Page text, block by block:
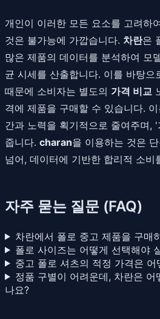
개인이 이러한 모든 요소를 고려하
것은 불가능에 가깝습니다. 차란은
많은 제품의 데이터를 분석하여 모
균 시세를 산출합니다. 이를 바탕으
때문에 소비자는 별도의 가격 비교
격에 제품을 구매할 수 있습니다.
간과 노력을 획기적으로 줄여주며,
줍니다. charan을 이용하는 것은
넘어, 데이터에 기반한 합리적 소비
자주 묻는 질문 (FAQ)
차란에서 폴로 중고 제품을 구매
폴로 사이즈는 어떻게 선택해야
중고 폴로 셔츠의 적정 가격은
정품 구별이 어려운데, 차란은
나요?